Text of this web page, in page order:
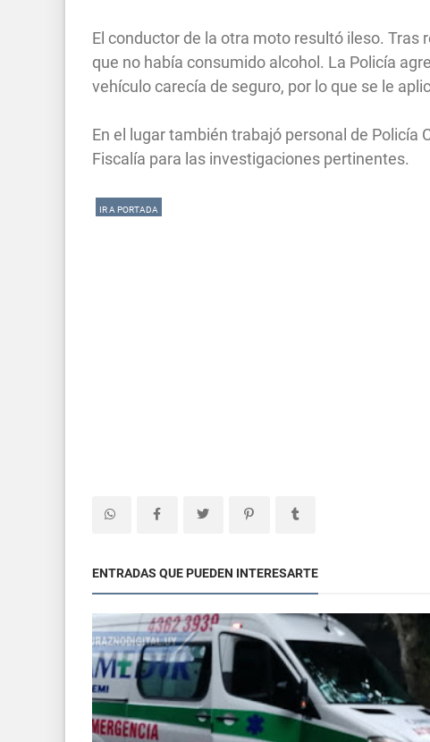
El conductor de la otra moto resultó ileso.
que no había consumido alcohol. La Policía
vehículo carecía de seguro, por lo que se le
En el lugar también trabajó personal de
Fiscalía para las investigaciones pertinentes.
IR A PORTADA
ENTRADAS QUE PUEDEN INTERESARTE